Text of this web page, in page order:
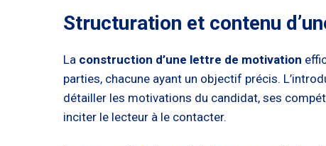
Structuration et contenu
La construction d’une lettre de motivation
parties, chacune ayant un objectif précis.
détailler les motivations du candidat, ses
inciter le lecteur à le contacter.